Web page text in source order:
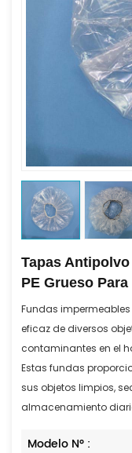
Tapas
PE Grueso
Fundas
eficaz de diversos
contaminantes en el
Estas fundas
sus objetos limpios,
almacenamiento
Modelo N° :